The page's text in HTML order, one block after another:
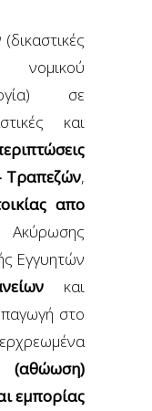
(δικαστικές
νομικού
σε
και
Τραπεζών,
απο
Εγγυητών
και
στο
(αθώωση)
εμπορίας